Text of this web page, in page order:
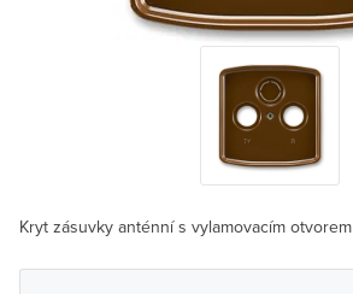
Kryt zásuvky anténní s vylamovacím otvorem